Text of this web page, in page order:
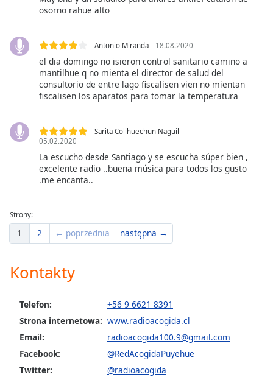
osorno rahue alto
Antonio Miranda 18.08.2020
el dia domingo no isieron control sanitario camino a
mantilhue q no mienta el director de salud del
consultorio de entre lago fiscalisen vien no mientan
fiscalisen los aparatos para tomar la temperatura
Sarita Colihuechun Naguil
05.02.2020
La escucho desde Santiago y se escucha súper bien ,
excelente radio ..buena música para todos los gusto
.me encanta..
Strony:
1 2 ← poprzednia następna →
Kontakty
Telefon:
+56 9 6621 8391
Strona internetowa: www.radioacogida.cl
Email:
radioacogida100.9@gmail.com
Facebook:
@RedAcogidaPuyehue
Twitter:
@radioacogida